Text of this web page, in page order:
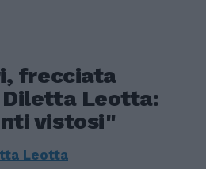
frecciata
Leotta:
vistosi"
Leotta